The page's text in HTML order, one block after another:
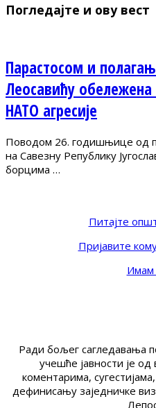
Погледајте и ову вест
Парастосом и
Леосавићу
НАТО агресије
Поводом 26. годишњице од
на Савезну Републику
борцима …
Питајте
Пријавите
Имам
Ради бољег сагледавања
учешће јавности је од
коментарима,
дефинисању заједничке